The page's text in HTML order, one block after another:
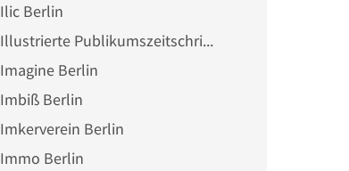
Ilic Berlin
Illustrierte Publikumszeitschriftenverlage und Magazinverlage Berlin
Imagine Berlin
Imbiß Berlin
Imkerverein Berlin
Immo Berlin